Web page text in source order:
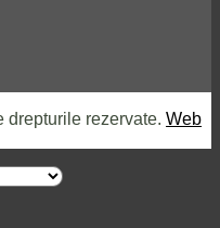
drepturile rezervate. Web